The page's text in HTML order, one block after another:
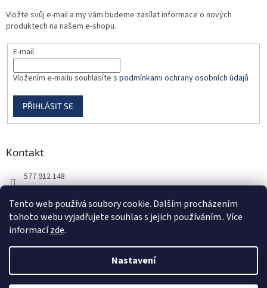
Tento web používá soubory cookie. Dalším procházením
tohoto webu vyjadřujete souhlas s jejich používáním.. Více
informacízde.
Nastavení
Vložte svůj e-mail a my vám budeme zasílat informace o nových
produktech na našem e-shopu.
E-mail
Vložením e-mailu souhlasíte s podmínkami ochrany osobních údajů
PŘIHLÁSIT SE
Kontakt
577 912 148
Vytvořil Shoptet